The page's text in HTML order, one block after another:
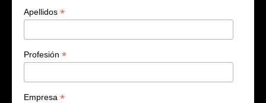
Apellidos *
Profesión *
Empresa *